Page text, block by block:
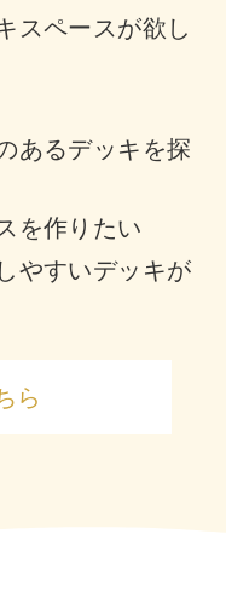
スペースが欲し
あるデッキを探
を作りたい
やすいデッキが
ら